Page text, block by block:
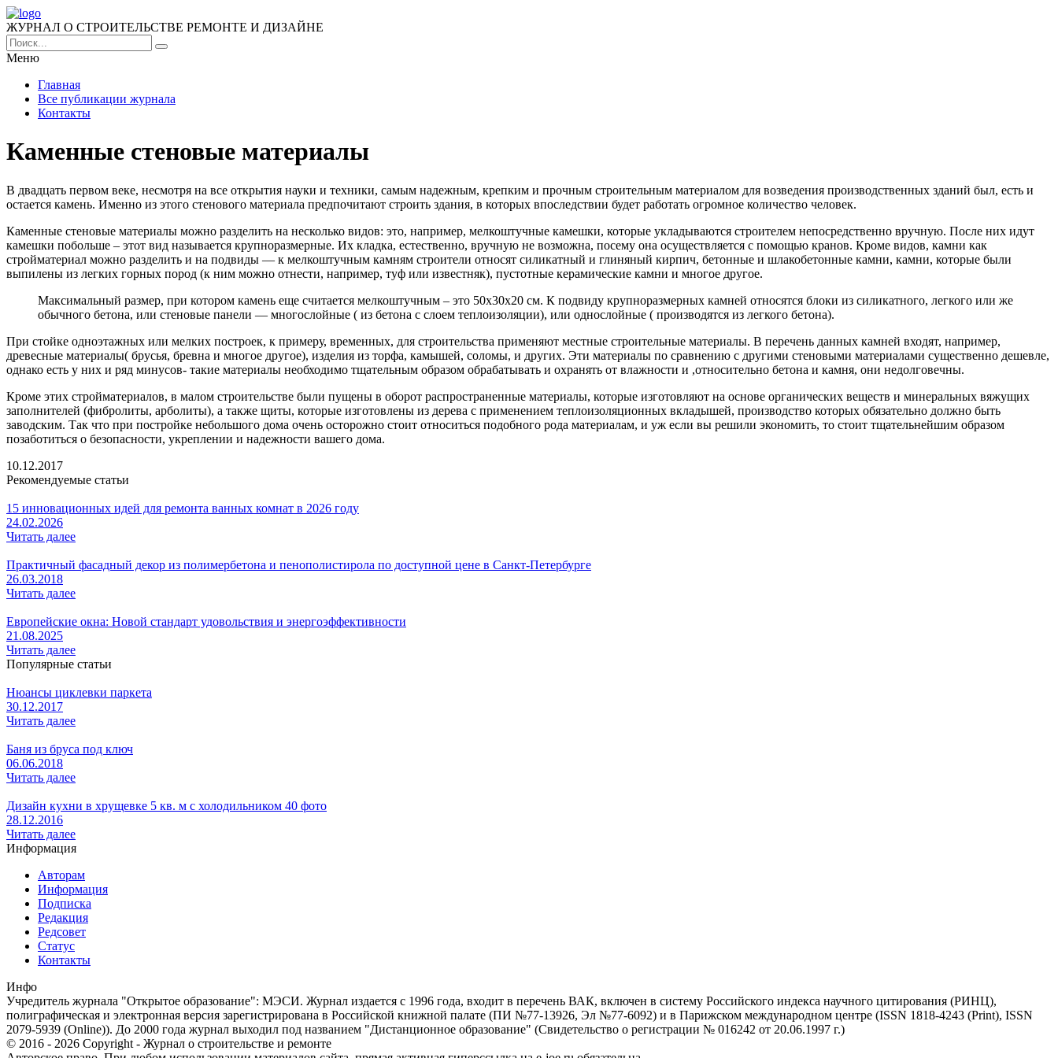
ЖУРНАЛ О СТРОИТЕЛЬСТВЕ РЕМОНТЕ И ДИЗАЙНЕ
Меню
Главная
Все публикации журнала
Контакты
Каменные стеновые материалы
В двадцать первом веке, несмотря на все открытия науки и техники, самым надежным, крепким и прочным строительным материалом для возведения производственных зданий был, есть и
остается камень. Именно из этого стенового материала предпочитают строить здания, в которых впоследствии будет работать огромное количество человек.
Каменные стеновые материалы можно разделить на несколько видов: это, например, мелкоштучные камешки, которые укладываются строителем непосредственно вручную. После них идут
камешки побольше – этот вид называется крупноразмерные. Их кладка, естественно, вручную не возможна, посему она осуществляется с помощью кранов. Кроме видов, камни как
стройматериал можно разделить и на подвиды — к мелкоштучным камням строители относят силикатный и глиняный кирпич, бетонные и шлакобетонные камни, камни, которые были
выпилены из легких горных пород (к ним можно отнести, например, туф или известняк), пустотные керамические камни и многое другое.
Максимальный размер, при котором камень еще считается мелкоштучным – это 50х30х20 см. К подвиду крупноразмерных камней относятся блоки из силикатного, легкого или же
обычного бетона, или стеновые панели — многослойные ( из бетона с слоем теплоизоляции), или однослойные ( производятся из легкого бетона).
При стойке одноэтажных или мелких построек, к примеру, временных, для строительства применяют местные строительные материалы. В перечень данных камней входят, например,
древесные материалы( брусья, бревна и многое другое), изделия из торфа, камышей, соломы, и других. Эти материалы по сравнению с другими стеновыми материалами существенно дешевле,
однако есть у них и ряд минусов- такие материалы необходимо тщательным образом обрабатывать и охранять от влажности и ,относительно бетона и камня, они недолговечны.
Кроме этих стройматериалов, в малом строительстве были пущены в оборот распространенные материалы, которые изготовляют на основе органических веществ и минеральных вяжущих
заполнителей (фибролиты, арболиты), а также щиты, которые изготовлены из дерева с применением теплоизоляционных вкладышей, производство которых обязательно должно быть
заводским. Так что при постройке небольшого дома очень осторожно стоит относиться подобного рода материалам, и уж если вы решили экономить, то стоит тщательнейшим образом
позаботиться о безопасности, укреплении и надежности вашего дома.
10.12.2017
Рекомендуемые статьи
15 инновационных идей для ремонта ванных комнат в 2026 году
24.02.2026
Читать далее
Практичный фасадный декор из полимербетона и пенополистирола по доступной цене в Санкт-Петербурге
26.03.2018
Читать далее
Европейские окна: Новой стандарт удовольствия и энергоэффективности
21.08.2025
Читать далее
Популярные статьи
Нюансы циклевки паркета
30.12.2017
Читать далее
Баня из бруса под ключ
06.06.2018
Читать далее
Дизайн кухни в хрущевке 5 кв. м с холодильником 40 фото
28.12.2016
Читать далее
Информация
Авторам
Информация
Подписка
Редакция
Редсовет
Статус
Контакты
Инфо
Учредитель журнала "Открытое образование": МЭСИ. Журнал издается с 1996 года, входит в перечень ВАК, включен в систему Российского индекса научного цитирования (РИНЦ),
полиграфическая и электронная версия зарегистрирована в Российской книжной палате (ПИ №77-13926, Эл №77-6092) и в Парижском международном центре (ISSN 1818-4243 (Print), ISSN
2079-5939 (Online)). До 2000 года журнал выходил под названием "Дистанционное образование" (Свидетельство о регистрации № 016242 от 20.06.1997 г.)
© 2016 - 2026 Copyright - Журнал о строительстве и ремонте